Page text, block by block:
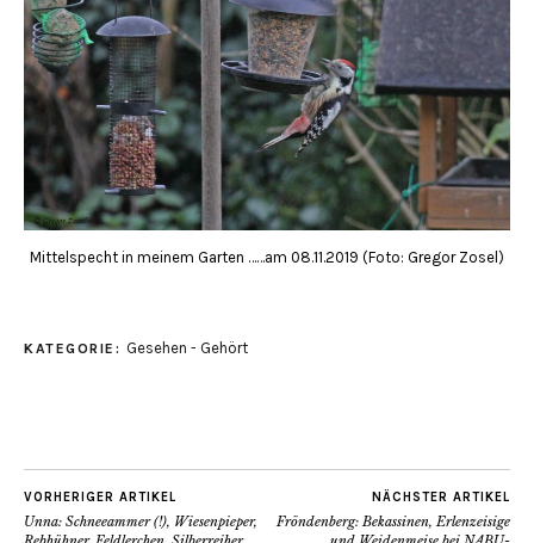
Mittelspecht in meinem Garten ……am 08.11.2019 (Foto: Gregor Zosel)
KATEGORIE: Gesehen - Gehört
VORHERIGER ARTIKEL
Unna: Schneeammer (!), Wiesenpieper,
NÄCHSTER ARTIKEL
Fröndenberg: Bekassinen, Erlenzeisige